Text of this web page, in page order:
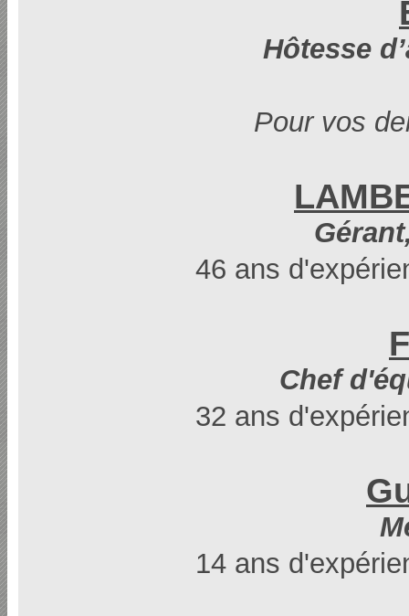
Hôtesse
Pour vos
46 ans
Chef
32 ans
14 ans